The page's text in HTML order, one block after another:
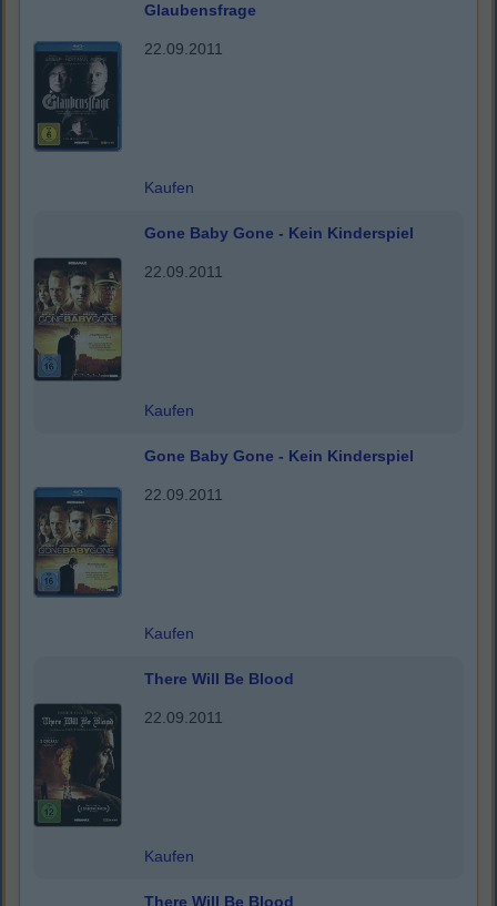
Glaubensfrage
22.09.2011
Kaufen
Gone Baby Gone - Kein Kinderspiel
22.09.2011
Kaufen
Gone Baby Gone - Kein Kinderspiel
22.09.2011
Kaufen
There Will Be Blood
22.09.2011
Kaufen
There Will Be Blood